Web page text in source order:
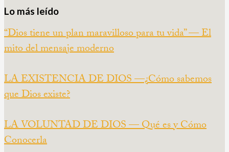
Lo más leído
“Dios tiene un plan maravilloso para tu vida” — El
mito del mensaje moderno
LA EXISTENCIA DE DIOS —¿Cómo sabemos
que Dios existe?
LA VOLUNTAD DE DIOS — Qué es y Cómo
Conocerla